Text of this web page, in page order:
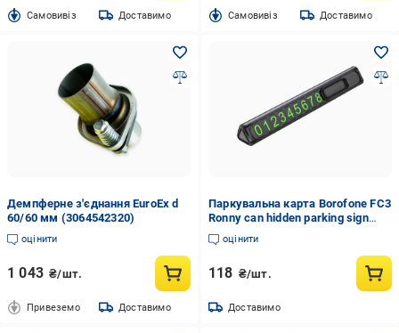
Cамовивіз Доставимо Cамовивіз Доставимо
Демпферне з'єднання EuroEx d
60/60 мм (3064542320)
оцінити
1 043 ₴/шт.
Привеземо Доставимо
Паркувальна карта Borofone FC3
Ronny can hidden parking sign
Black/Grey (35226875)
оцінити
118 ₴/шт.
Доставимо